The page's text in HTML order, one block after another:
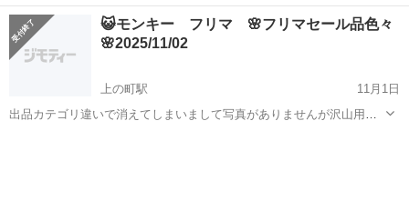
岡山 倉敷市 上の町駅 フリーマーケット マーケット
😺モンキー フリマ 🌸フリマセール品色々
🌸2025/11/02
上の町駅
11月1日
出品カテゴリ違いで消えてしまいまして写真がありませんが沢山用意